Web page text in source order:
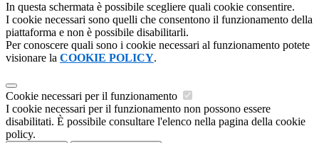
In questa schermata è possibile scegliere quali cookie consentire.
I cookie necessari sono quelli che consentono il funzionamento della
piattaforma e non è possibile disabilitarli.
Per conoscere quali sono i cookie necessari al funzionamento potete
visionare la COOKIE POLICY.
Cookie necessari per il funzionamento
I cookie necessari per il funzionamento non possono essere
disabilitati. È possibile consultare l'elenco nella pagina della cookie
policy.